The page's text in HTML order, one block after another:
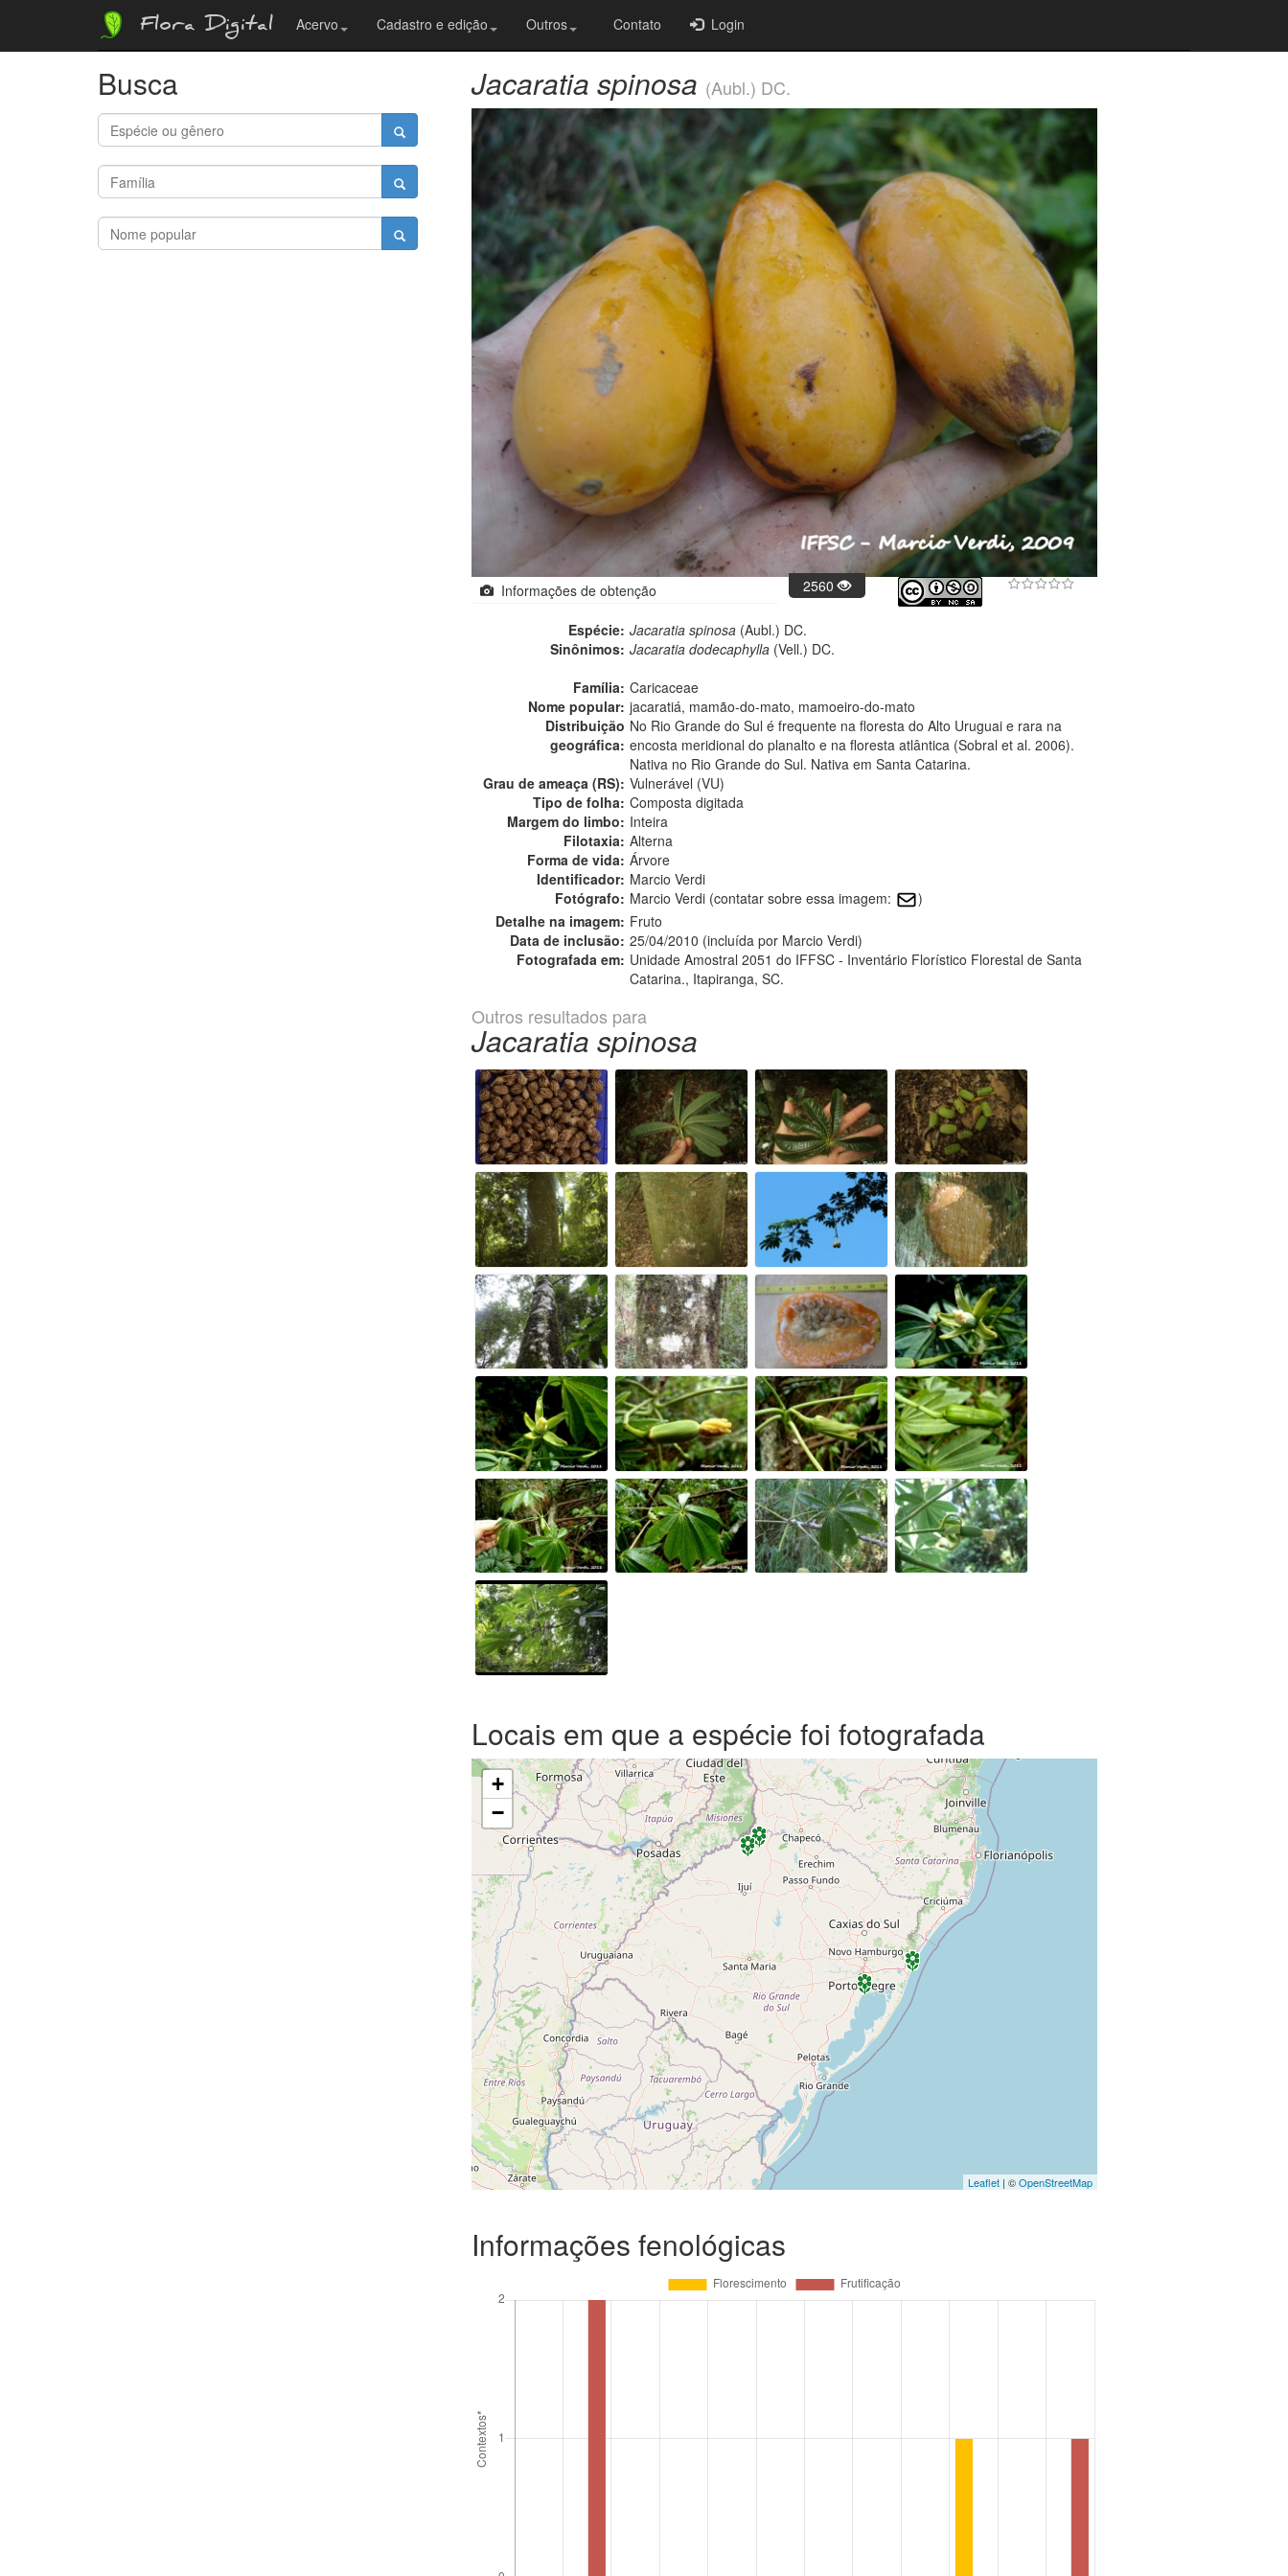
Flora Digital Acervo Cadastro e edição Outros Contato Login
Busca Jacaratia spinosa (Aubl.) DC.
Informações de obtenção 2560
Espécie: Jacaratia spinosa (Aubl.) DC.
Sinônimos: Jacaratia dodecaphylla (Vell.) DC.
Família: Caricaceae
Nome popular: jacaratiá, mamão-do-mato, mamoeiro-do-mato
Distribuição
geográfica:
No Rio Grande do Sul é frequente na floresta do Alto Uruguai e rara na
encosta meridional do planalto e na floresta atlântica (Sobral et al. 2006).
Nativa no Rio Grande do Sul. Nativa em Santa Catarina.
Grau de ameaça (RS): Vulnerável (VU)
Tipo de folha: Composta digitada
Margem do limbo: Inteira
Filotaxia: Alterna
Forma de vida: Árvore
Identificador: Marcio Verdi
Fotógrafo: Marcio Verdi (contatar sobre essa imagem:
)
Detalhe na imagem: Fruto
Data de inclusão: 25/04/2010 (incluída por Marcio Verdi)
Fotografada em: Unidade Amostral 2051 do IFFSC - Inventário Florístico Florestal de Santa
Catarina., Itapiranga, SC.
Outros resultados para
Jacaratia spinosa
Locais em que a espécie foi fotografada
+
−
Leaflet| ©OpenStreetMap
Informações fenológicas